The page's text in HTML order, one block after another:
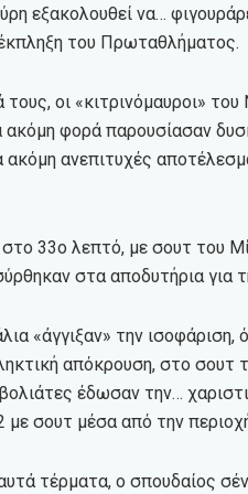
εξακολουθεί να…
του Πρωταθλήματος.
οι «κιτρινόμαυροι»
ακόμη φορά παρουσίασαν
ανεπιτυχές
στο 33ο λεπτό, με σουτ του
στα αποδυτήρια για
«άγγιξαν» την
απόκρουση, στο σουτ
έδωσαν την…
με σουτ μέσα από την
τέρματα, ο σπουδαίος